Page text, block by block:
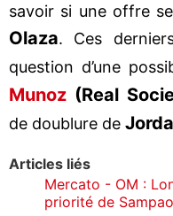
savoir si une offre
Olaza. Ces
question d’une
Munoz (Real
de doublure de
Articles liés
Mercato - OM :
priorité de